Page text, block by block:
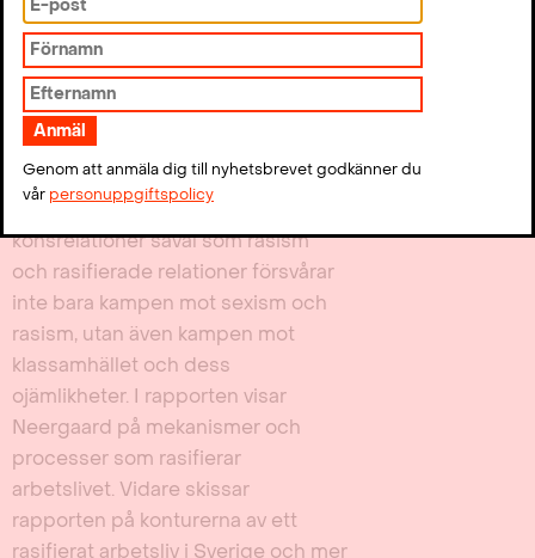
efterlyser en bredare förståelse för
vem som utgör arbetarklassen i
dag för att vi skulle kunna lyckas
bekämpa klassamhällets
ojämlikheter.
Att förstå klasstruktur utan att förstå
betydelsen av patriarkat och
könsrelationer såväl som rasism
och rasifierade relationer försvårar
inte bara kampen mot sexism och
rasism, utan även kampen mot
klassamhället och dess
ojämlikheter. I rapporten visar
Neergaard på mekanismer och
processer som rasifierar
arbetslivet. Vidare skissar
rapporten på konturerna av ett
rasifierat arbetsliv i Sverige och mer
Genom att anmäla dig till nyhetsbrevet godkänner du
vår personuppgiftspolicy